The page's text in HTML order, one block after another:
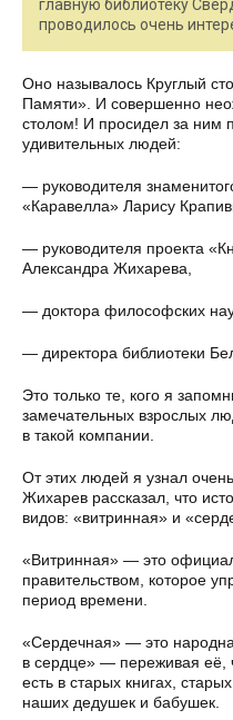
главную библиотеку
проводилось очень
Оно называлось Круглый
Памяти». И совершенно
столом! И просидел за ним
удивительных людей:
— руководителя
«Каравелла» Ларису
— руководителя проекта
Александра Жихарева,
— доктора философских
— директора библиотеки
Это только те, кого я
замечательных взрослых
в такой компании.
От этих людей я узнал
Жихарев рассказал, что
видов: «витринная» и
«Витринная» — это
правительством, которое
период времени.
«Сердечная» — это
в сердце» — переживая её,
есть в старых книгах,
наших дедушек и бабушек.